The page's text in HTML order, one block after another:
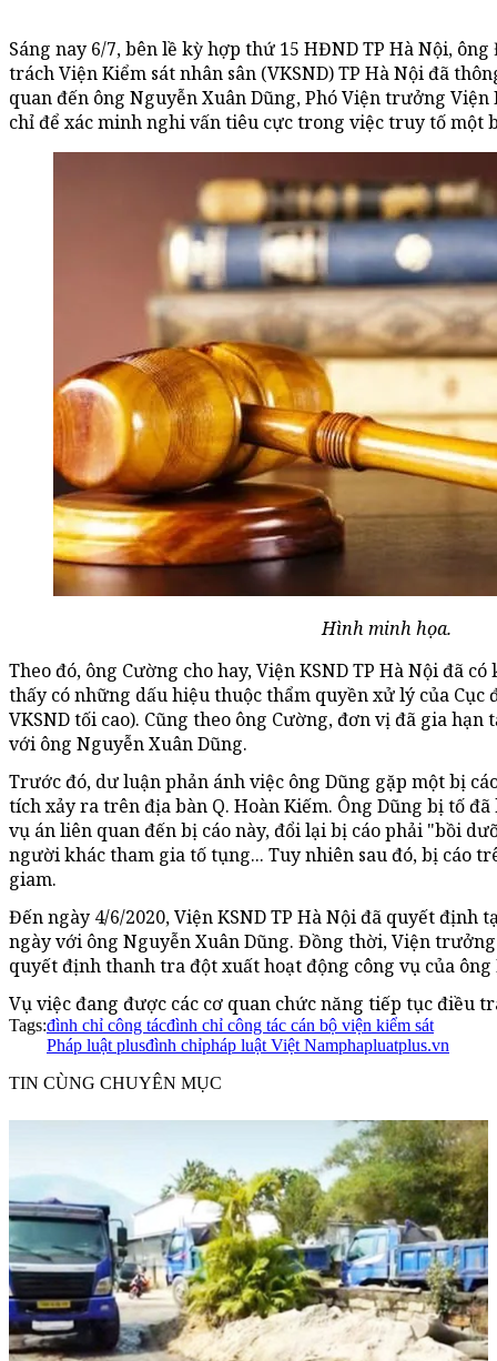
Sáng nay 6/7, bên lề kỳ hợp thứ 15 HĐND TP Hà Nội,
trách Viện Kiểm sát nhân sân (VKSND) TP Hà Nội đã
quan đến ông Nguyễn Xuân Dũng, Phó Viện trưởng
chỉ để xác minh nghi vấn tiêu cực trong việc truy tố một
Hình minh họa.
Theo đó, ông Cường cho hay, Viện KSND TP Hà Nội đã
thấy có những dấu hiệu thuộc thẩm quyền xử lý của Cục
VKSND tối cao). Cũng theo ông Cường, đơn vị đã gia
với ông Nguyễn Xuân Dũng.
Trước đó, dư luận phản ánh việc ông Dũng gặp một bị
tích xảy ra trên địa bàn Q. Hoàn Kiếm. Ông Dũng bị tố
vụ án liên quan đến bị cáo này, đổi lại bị cáo phải "bồi
người khác tham gia tố tụng... Tuy nhiên sau đó, bị cáo
giam.
Đến ngày 4/6/2020, Viện KSND TP Hà Nội đã quyết định
ngày với ông Nguyễn Xuân Dũng. Đồng thời, Viện
quyết định thanh tra đột xuất hoạt động công vụ của ông
Vụ việc đang được các cơ quan chức năng tiếp tục điều
Tags:đình chỉ công tácđình chỉ công tác cán bộ viện kiểm sát
Pháp luật plusđình chỉpháp luật Việt Namphapluatplus.vn
TIN CÙNG CHUYÊN MỤC